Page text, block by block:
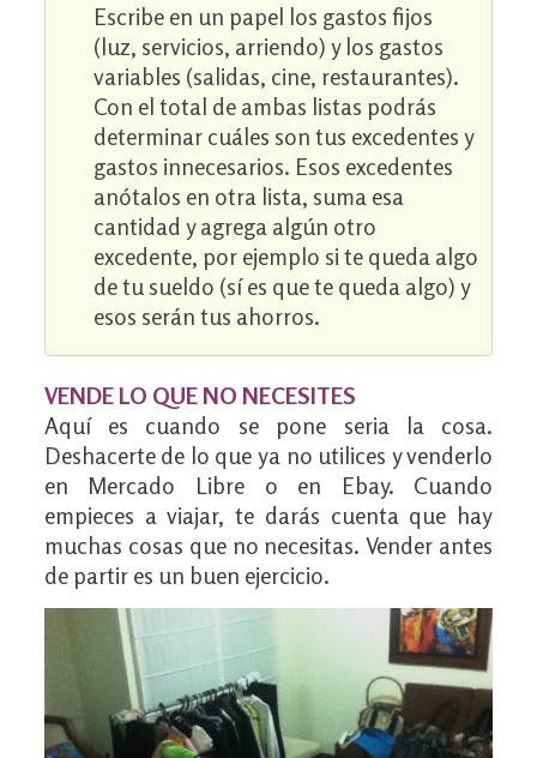
Escribe en un papel los gastos fijos
(luz, servicios, arriendo) y los gastos
variables (salidas, cine, restaurantes).
Con el total de ambas listas podrás
determinar cuáles son tus excedentes y
gastos innecesarios. Esos excedentes
anótalos en otra lista, suma esa
cantidad y agrega algún otro
excedente, por ejemplo si te queda algo
de tu sueldo (sí es que te queda algo) y
esos serán tus ahorros.
VENDE LO QUE NO NECESITES
Aquí es cuando se pone seria la cosa.
Deshacerte de lo que ya no utilices y venderlo
en Mercado Libre o en Ebay. Cuando
empieces a viajar, te darás cuenta que hay
muchas cosas que no necesitas. Vender antes
de partir es un buen ejercicio.